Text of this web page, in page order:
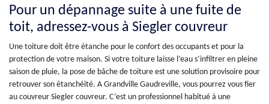
Pour un dépannage suite à une fuite de
toit, adressez-vous à Siegler couvreur
Une toiture doit être étanche pour le confort des occupants et pour la
protection de votre maison. Si votre toiture laisse l’eau s’infiltrer en pleine
saison de pluie, la pose de bâche de toiture est une solution provisoire pour
retrouver son étanchéité. A Grandville Gaudreville, vous pourrez vous fier
au couvreur Siegler couvreur. C’est un professionnel habitué à une